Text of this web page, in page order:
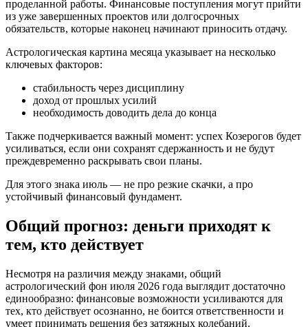
проделанной работы. Финансовые поступления могут прийти
из уже завершенных проектов или долгосрочных
обязательств, которые наконец начинают приносить отдачу.
Астрологическая картина месяца указывает на несколько
ключевых факторов:
стабильность через дисциплину
доход от прошлых усилий
необходимость доводить дела до конца
Также подчеркивается важный момент: успех Козерогов будет
усиливаться, если они сохранят сдержанность и не будут
преждевременно раскрывать свои планы.
Для этого знака июль — не про резкие скачки, а про
устойчивый финансовый фундамент.
Общий прогноз: деньги приходят к
тем, кто действует
Несмотря на различия между знаками, общий
астрологический фон июля 2026 года выглядит достаточно
единообразно: финансовые возможности усиливаются для
тех, кто действует осознанно, не боится ответственности и
умеет принимать решения без затяжных колебаний.